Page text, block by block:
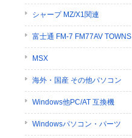
シャープ MZ/X1関連
富士通 FM-7 FM77AV TOWNS
MSX
海外・国産 その他パソコン
Windows他PC/AT 互換機
Windowsパソコン・パーツ